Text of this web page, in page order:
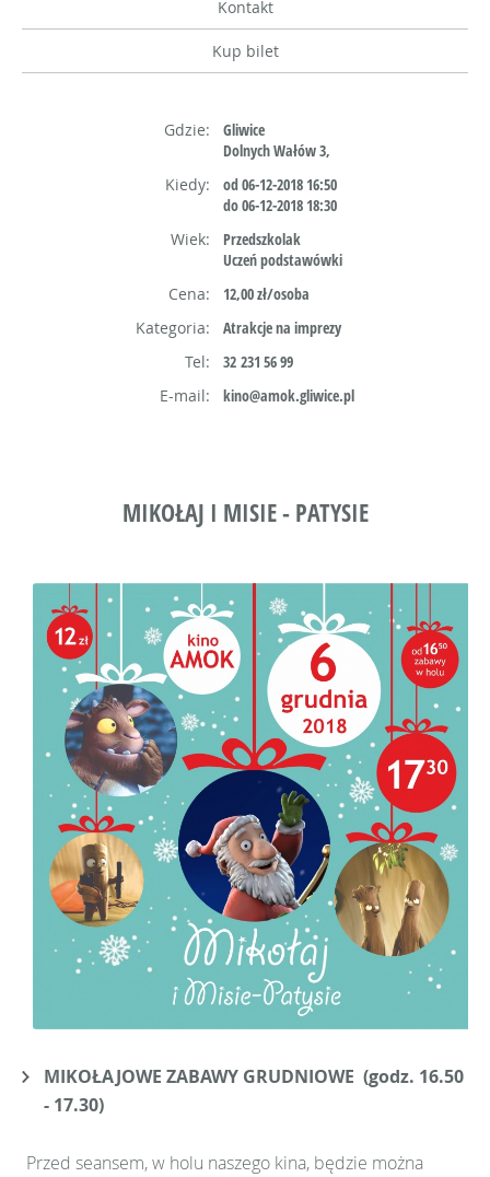
Kontakt
Kup bilet
Gdzie:
Gliwice
Dolnych Wałów 3,
Kiedy:
od 06-12-2018 16:50
do 06-12-2018 18:30
Wiek:
Przedszkolak
Uczeń podstawówki
Cena:
12,00 zł/osoba
Kategoria:
Atrakcje na imprezy
Tel:
32 231 56 99
E-mail:
kino@amok.gliwice.pl
MIKOŁAJ I MISIE - PATYSIE
MIKOŁAJOWE ZABAWY GRUDNIOWE (godz. 16.50
- 17.30)
Przed seansem, w holu naszego kina, będzie można